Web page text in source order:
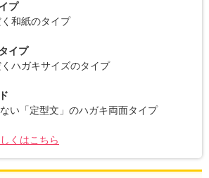
プ
和紙のタイプ
イプ
ハガキサイズのタイプ
い「定型文」のハガキ両面タイプ
くはこちら